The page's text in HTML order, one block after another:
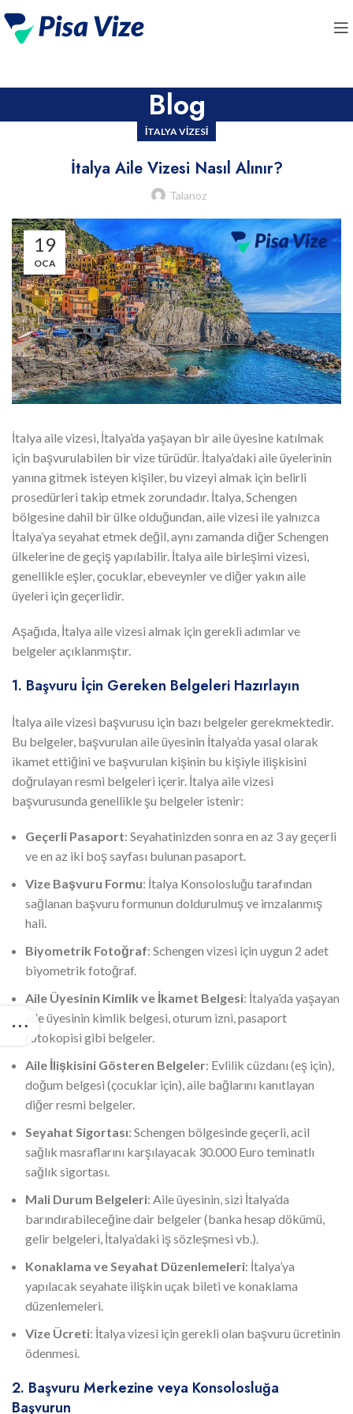
Blog
İTALYA VIZESI
İtalya Aile Vizesi Nasıl Alınır?
Talanoz
19
OCA
İtalya aile vizesi, İtalya’da yaşayan bir aile üyesine katılmak
için başvurulabilen bir vize türüdür. İtalya’daki aile üyelerinin
yanına gitmek isteyen kişiler, bu vizeyi almak için belirli
prosedürleri takip etmek zorundadır. İtalya, Schengen
bölgesine dahil bir ülke olduğundan, aile vizesi ile yalnızca
İtalya’ya seyahat etmek değil, aynı zamanda diğer Schengen
ülkelerine de geçiş yapılabilir. İtalya aile birleşimi vizesi,
genellikle eşler, çocuklar, ebeveynler ve diğer yakın aile
üyeleri için geçerlidir.
Aşağıda, İtalya aile vizesi almak için gerekli adımlar ve
belgeler açıklanmıştır.
1. Başvuru İçin Gereken Belgeleri Hazırlayın
İtalya aile vizesi başvurusu için bazı belgeler gerekmektedir.
Bu belgeler, başvurulan aile üyesinin İtalya’da yasal olarak
ikamet ettiğini ve başvurulan kişinin bu kişiyle ilişkisini
doğrulayan resmi belgeleri içerir. İtalya aile vizesi
başvurusunda genellikle şu belgeler istenir:
Geçerli Pasaport: Seyahatinizden sonra en az 3 ay geçerli
ve en az iki boş sayfası bulunan pasaport.
Vize Başvuru Formu: İtalya Konsolosluğu tarafından
sağlanan başvuru formunun doldurulmuş ve imzalanmış
hali.
Biyometrik Fotoğraf: Schengen vizesi için uygun 2 adet
biyometrik fotoğraf.
Aile Üyesinin Kimlik ve İkamet Belgesi: İtalya’da yaşayan
aile üyesinin kimlik belgesi, oturum izni, pasaport
fotokopisi gibi belgeler.
Aile İlişkisini Gösteren Belgeler: Evlilik cüzdanı (eş için),
doğum belgesi (çocuklar için), aile bağlarını kanıtlayan
diğer resmi belgeler.
Seyahat Sigortası: Schengen bölgesinde geçerli, acil
sağlık masraflarını karşılayacak 30.000 Euro teminatlı
sağlık sigortası.
Mali Durum Belgeleri: Aile üyesinin, sizi İtalya’da
barındırabileceğine dair belgeler (banka hesap dökümü,
gelir belgeleri, İtalya’daki iş sözleşmesi vb.).
Konaklama ve Seyahat Düzenlemeleri: İtalya’ya
yapılacak seyahate ilişkin uçak bileti ve konaklama
düzenlemeleri.
Vize Ücreti: İtalya vizesi için gerekli olan başvuru ücretinin
ödenmesi.
2. Başvuru Merkezine veya Konsolosluğa
Başvurun